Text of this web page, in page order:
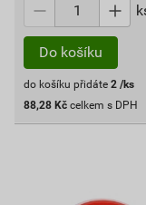
Do košíku
do košíku přidáte 2 /ks
88,28 Kč celkem s DPH